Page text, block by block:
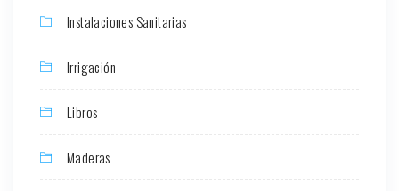
Instalaciones Sanitarias
Irrigación
Libros
Maderas